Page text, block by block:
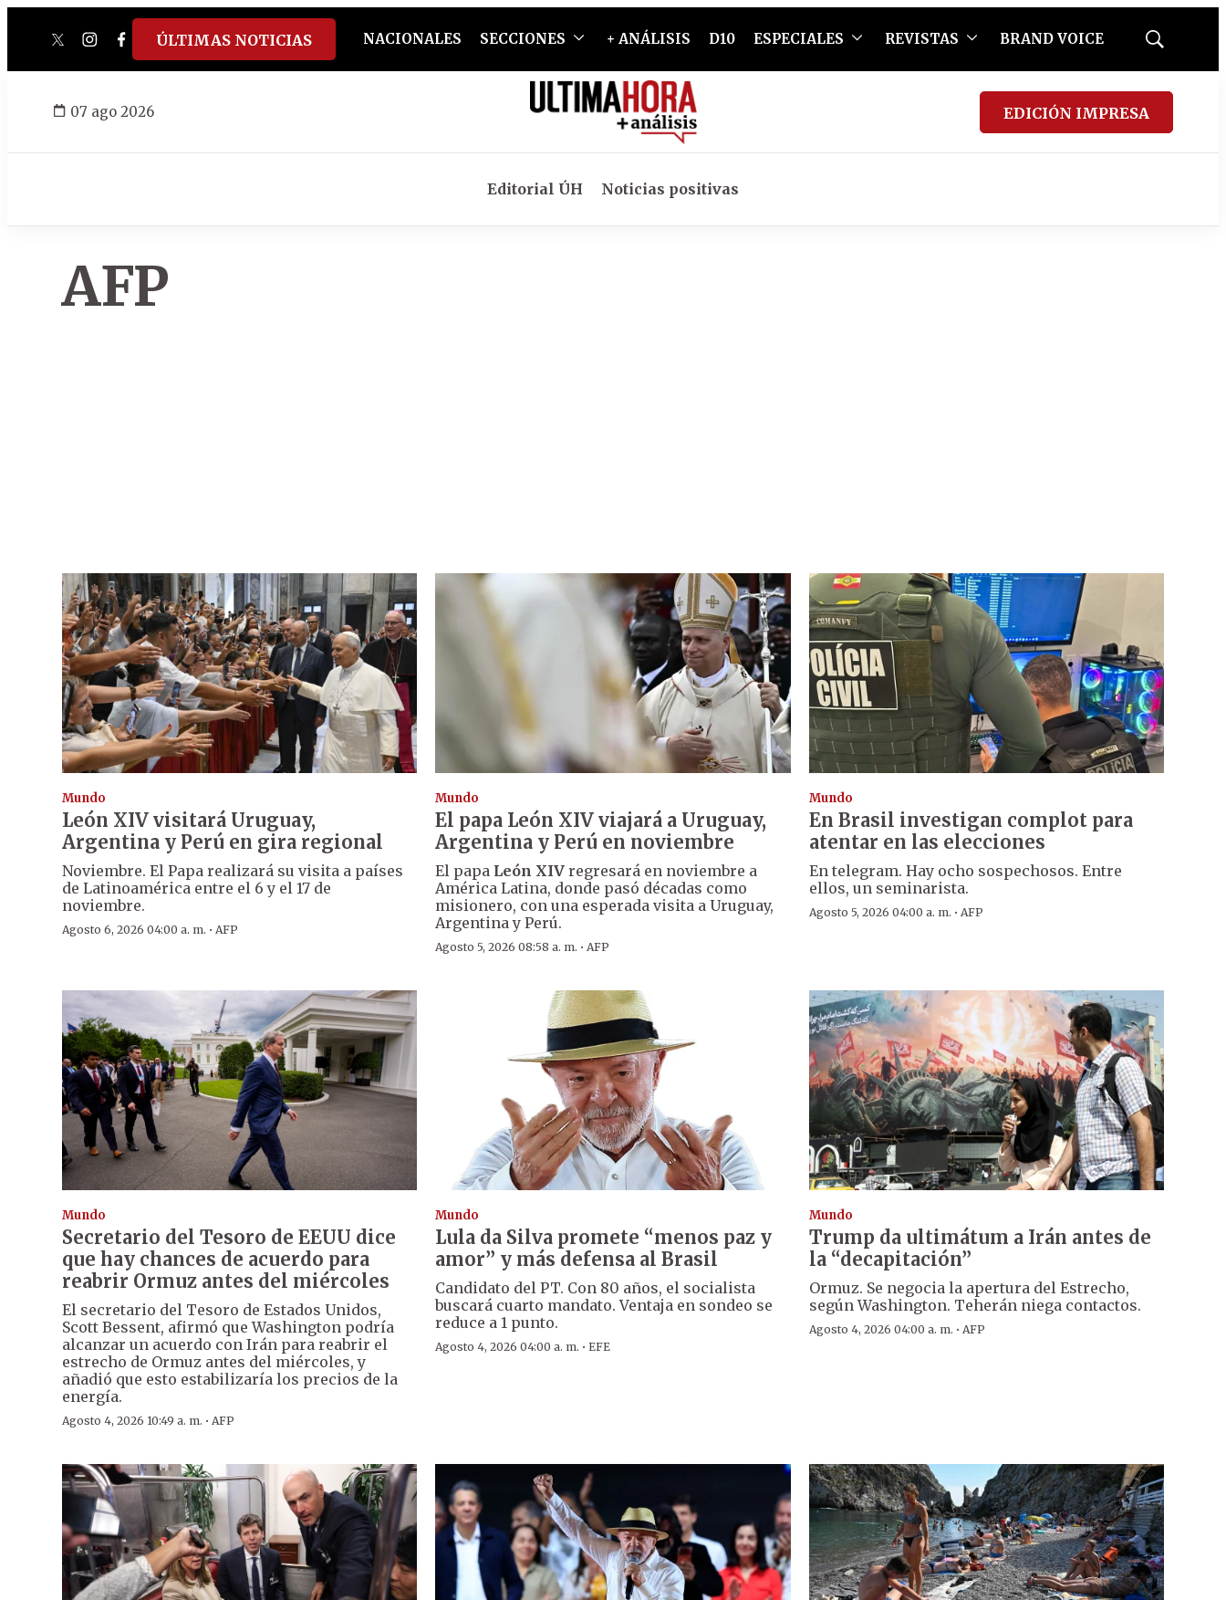
twitterinstagram
facebook
tiktokyoutube
spotify
ÚLTIMAS NOTICIAS NACIONALES SECCIONES + ANÁLISIS D10 ESPECIALES REVISTAS BRAND VOICE
Mostrar
07 ago 2026 EDICIÓN IMPRESA
Editorial ÚH Noticias positivas
AFP
Mundo
León XIV visitará Uruguay,
Argentina y Perú en gira regional
Noviembre. El Papa realizará su visita a países
de Latinoamérica entre el 6 y el 17 de
noviembre.
Agosto 6, 2026 04:00 a. m. · AFP
Mundo
El papa León XIV viajará a Uruguay,
Argentina y Perú en noviembre
El papa León XIV regresará en noviembre a
América Latina, donde pasó décadas como
misionero, con una esperada visita a Uruguay,
Argentina y Perú.
Agosto 5, 2026 08:58 a. m. ·AFP
Mundo
En Brasil investigan complot para
atentar en las elecciones
En telegram. Hay ocho sospechosos. Entre
ellos, un seminarista.
Agosto 5, 2026 04:00 a. m. · AFP
Mundo
Secretario del Tesoro de EEUU dice
que hay chances de acuerdo para
reabrir Ormuz antes del miércoles
El secretario del Tesoro de Estados Unidos,
Scott Bessent, afirmó que Washington podría
alcanzar un acuerdo con Irán para reabrir el
estrecho de Ormuz antes del miércoles, y
añadió que esto estabilizaría los precios de la
energía.
Agosto 4, 2026 10:49 a. m. · AFP
Mundo
Lula da Silva promete “menos paz y
amor” y más defensa al Brasil
Candidato del PT. Con 80 años, el socialista
buscará cuarto mandato. Ventaja en sondeo se
reduce a 1 punto.
Agosto 4, 2026 04:00 a. m. ·EFE
Mundo
Trump da ultimátum a Irán antes de
la “decapitación”
Ormuz. Se negocia la apertura del Estrecho,
según Washington. Teherán niega contactos.
Agosto 4, 2026 04:00 a. m. · AFP